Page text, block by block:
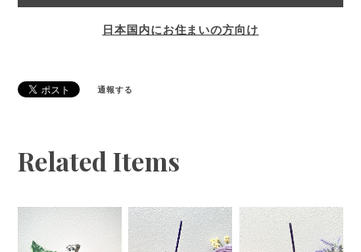
日本国内にお住まいの方向け
通報する
Related Items